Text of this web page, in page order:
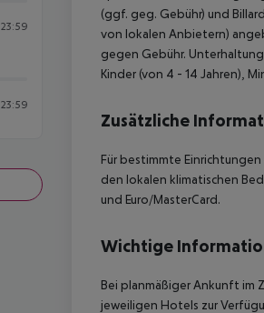
23:59
23:59
(ggf. geg. Gebühr) und
von lokalen Anbietern)
gegen Gebühr.
Kinder (von 4 - 14 Jahren),
Zusätzliche
Für bestimmte
den lokalen klimatischen
und Euro/MasterCard.
Wichtige
Bei planmäßiger Ankunft
jeweiligen Hotels zur